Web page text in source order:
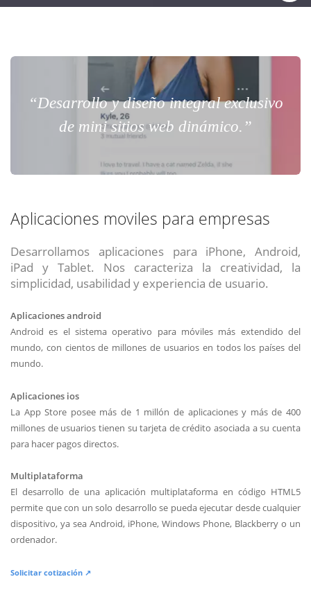
“Desarrollo y diseño integral exclusivo
de mini sitios web dinámico.”
Aplicaciones moviles para empresas
Desarrollamos aplicaciones para iPhone, Android,
iPad y Tablet. Nos caracteriza la creatividad, la
simplicidad, usabilidad y experiencia de usuario.
Aplicaciones android
Android es el sistema operativo para móviles más extendido del
mundo, con cientos de millones de usuarios en todos los países del
mundo.
Aplicaciones ios
La App Store posee más de 1 millón de aplicaciones y más de 400
millones de usuarios tienen su tarjeta de crédito asociada a su cuenta
para hacer pagos directos.
Multiplataforma
El desarrollo de una aplicación multiplataforma en código HTML5
permite que con un solo desarrollo se pueda ejecutar desde cualquier
dispositivo, ya sea Android, iPhone, Windows Phone, Blackberry o un
ordenador.
Solicitar cotización ↗